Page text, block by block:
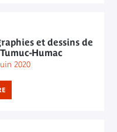
et dessins de
Humac
2020